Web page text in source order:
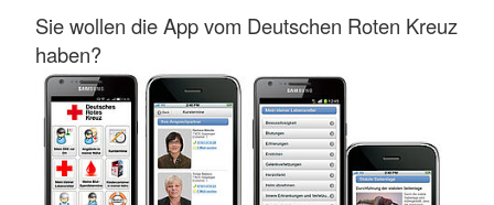
Sie wollen die App vom Deutschen Roten Kreuz
haben?